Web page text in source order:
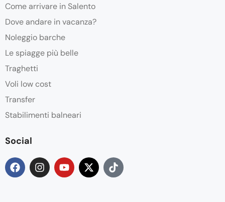
Come arrivare in Salento
Dove andare in vacanza?
Noleggio barche
Le spiagge più belle
Traghetti
Voli low cost
Transfer
Stabilimenti balneari
Social